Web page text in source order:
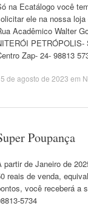
na Ecatálogo você
ele na nossa
Acadêmico Walter
PETRÓPOLIS-
Zap- 24- 98813
de agosto de 2023 em
Poupança
partir de Janeiro de
reais de venda,
você receberá a
5734